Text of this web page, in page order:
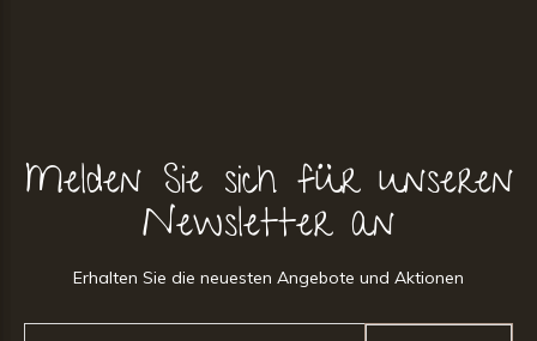
Melden Sie sich für unseren
Newsletter an
Erhalten Sie die neuesten Angebote und Aktionen